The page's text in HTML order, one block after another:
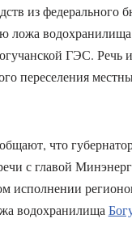
из федерального
ложа
ГЭС. Речь
переселения
что
с главой
исполнении
водохранилища